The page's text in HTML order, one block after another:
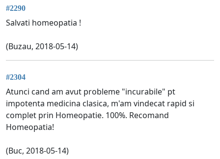
#2290
Salvati homeopatia !
(Buzau, 2018-05-14)
#2304
Atunci cand am avut probleme "incurabile" pt
impotenta medicina clasica, m'am vindecat rapid si
complet prin Homeopatie. 100%. Recomand
Homeopatia!
(Buc, 2018-05-14)